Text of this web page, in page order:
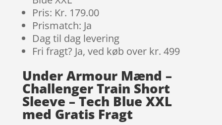
Pris: Kr. 179.00
Prismatch: Ja
Dag til dag levering
Fri fragt? Ja, ved køb over kr. 499
Under Armour Mænd –
Challenger Train Short
Sleeve – Tech Blue XXL
med Gratis Fragt